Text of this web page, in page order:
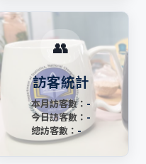
👥
訪客統計
本月訪客數： -
今日訪客數： -
總訪客數： -